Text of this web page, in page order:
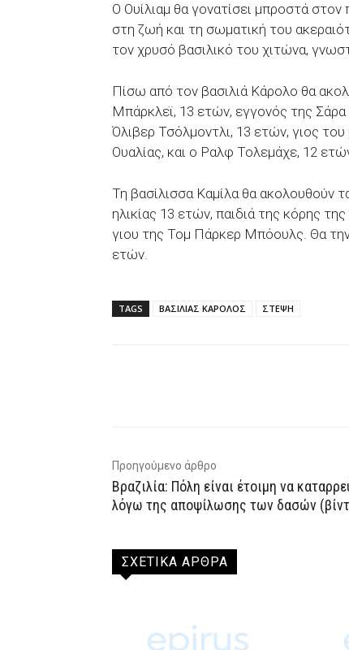
Ο Ουίλιαμ θα γονατίσει μπροστά στον
στη ζωή και τη σωματική του
τον χρυσό βασιλικό του χιτώνα,
Πίσω από τον βασιλιά Κάρολο θα
Μπάρκλεϊ, 13 ετών, εγγονός της
Όλιβερ Τσόλμοντλι, 13 ετών, γιος
Ουαλίας, και ο Ραλφ Τολεμάχε, 12
Τη βασίλισσα Καμίλα θα ακολουθούν
ηλικίας 13 ετών, παιδιά της κόρης
γιου της Τομ Πάρκερ Μπόουλς. Θα την
ετών.
TAGS ΒΑΣΙΛΙΑΣ ΚΑΡΟΛΟΣ ΣΤΕΨΗ
Προηγούμενο άρθρο
Βραζιλία: Πόλη είναι έτοιμη να
λόγω της αποψίλωσης των δασών
ΣΧΕΤΙΚΑ ΑΡΘΡΑ